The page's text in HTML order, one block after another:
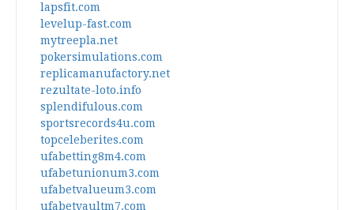
lapsfit.com
levelup-fast.com
mytreepla.net
pokersimulations.com
replicamanufactory.net
rezultate-loto.info
splendifulous.com
sportsrecords4u.com
topceleberites.com
ufabetting8m4.com
ufabetunionum3.com
ufabetvalueum3.com
ufabetvaultm7.com